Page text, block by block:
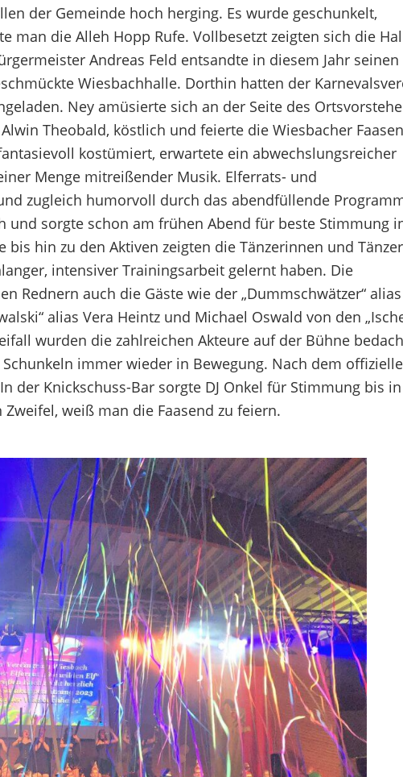
der Gemeinde hoch herging. Es wurde geschunkelt,
man die Alleh Hopp Rufe. Vollbesetzt zeigten sich die
Andreas Feld entsandte in diesem Jahr seinen
Wiesbachhalle. Dorthin hatten der
Ney amüsierte sich an der Seite des
Theobald, köstlich und feierte die Wiesbacher
kostümiert, erwartete ein abwechslungsreicher
Menge mitreißender Musik. Elferrats- und
zugleich humorvoll durch das abendfüllende
und sorgte schon am frühen Abend für beste Stimmung
hin zu den Aktiven zeigten die Tänzerinnen und
intensiver Trainingsarbeit gelernt haben. Die
Rednern auch die Gäste wie der „Dummschwätzer“ alias
alias Vera Heintz und Michael Oswald von den
wurden die zahlreichen Akteure auf der Bühne
immer wieder in Bewegung. Nach dem
der Knickschuss-Bar sorgte DJ Onkel für Stimmung bis
weiß man die Faasend zu feiern.